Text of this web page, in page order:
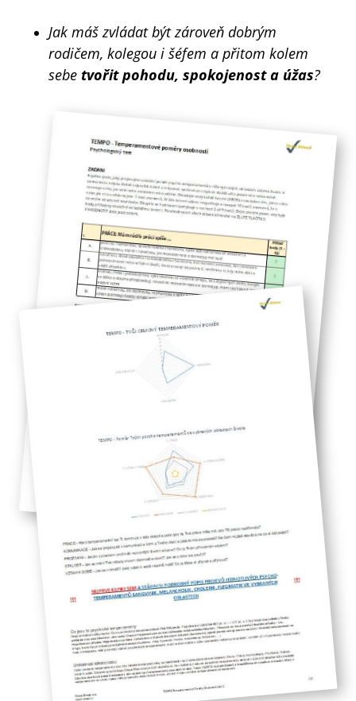
Jak máš zvládat být zároveň dobrým
rodičem, kolegou i šéfem a přitom kolem
sebe tvořit pohodu, spokojenost a úžas?